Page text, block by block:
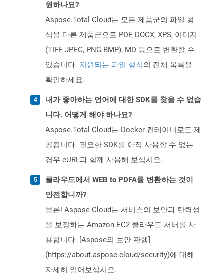
원하나요?
Aspose.Total Cloud는 모든 제품군의 파일 형
식을 다른 제품군으로 PDF, DOCX, XPS, 이미지
(TIFF, JPEG, PNG BMP), MD 등으로 변환할 수
있습니다. 지원되는 파일 형식의 전체 목록을
확인하세요.
내가 좋아하는 언어에 대한 SDK를 찾을 수 없습
니다. 어떻게 해야 하나요?
Aspose.Total Cloud는 Docker 컨테이너로도 제
공됩니다. 필요한 SDK를 아직 사용할 수 없는
경우 cURL과 함께 사용해 보십시오.
클라우드에서 WEB to PDFA를 변환하는 것이
안전합니까?
물론! Aspose Cloud는 서비스의 보안과 탄력성
을 보장하는 Amazon EC2 클라우드 서버를 사
용합니다. [Aspose의 보안 관행]
(https://about.aspose.cloud/security)에 대해
자세히 읽어보십시오.